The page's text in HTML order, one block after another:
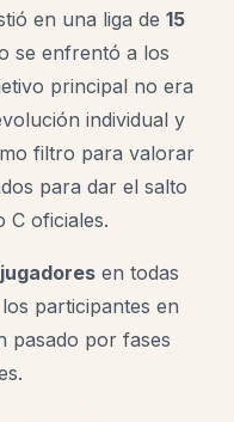
en una liga de 15
se enfrentó a los
principal no era
individual y
filtro para valorar
para dar el salto
C oficiales.
en todas
participantes en
pasado por fases